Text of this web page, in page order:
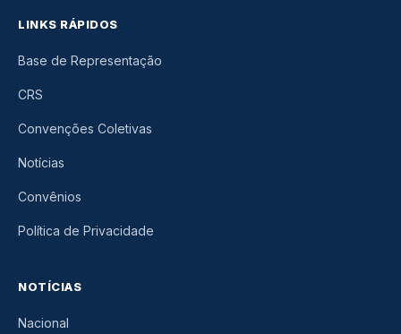
LINKS RÁPIDOS
Base de Representação
CRS
Convenções Coletivas
Notícias
Convênios
Política de Privacidade
NOTÍCIAS
Nacional